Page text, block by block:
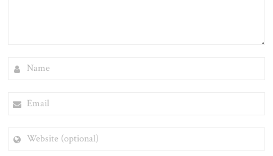
(OPTIONAL)